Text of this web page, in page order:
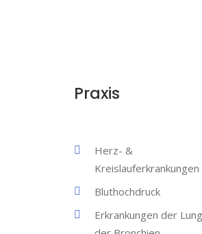
Praxis
Herz- &
Kreislauferkrankungen
Bluthochdruck
Erkrankungen der